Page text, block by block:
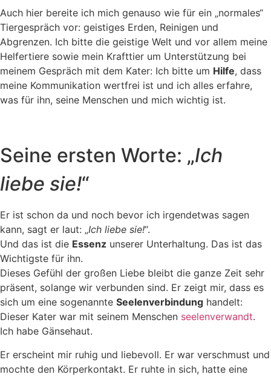
Auch hier bereite ich mich genauso wie für ein „normales“
Tiergespräch vor: geistiges Erden, Reinigen und
Abgrenzen. Ich bitte die geistige Welt und vor allem meine
Helfertiere sowie mein Krafttier um Unterstützung bei
meinem Gespräch mit dem Kater: Ich bitte um Hilfe, dass
meine Kommunikation wertfrei ist und ich alles erfahre,
was für ihn, seine Menschen und mich wichtig ist.
Seine ersten Worte: „Ich
liebe sie!“
Er ist schon da und noch bevor ich irgendetwas sagen
kann, sagt er laut: „Ich liebe sie!“.
Und das ist die Essenz unserer Unterhaltung. Das ist das
Wichtigste für ihn.
Dieses Gefühl der großen Liebe bleibt die ganze Zeit sehr
präsent, solange wir verbunden sind. Er zeigt mir, dass es
sich um eine sogenannte Seelenverbindung handelt:
Dieser Kater war mit seinem Menschen seelenverwandt.
Ich habe Gänsehaut.
Er erscheint mir ruhig und liebevoll. Er war verschmust und
mochte den Körperkontakt. Er ruhte in sich, hatte eine